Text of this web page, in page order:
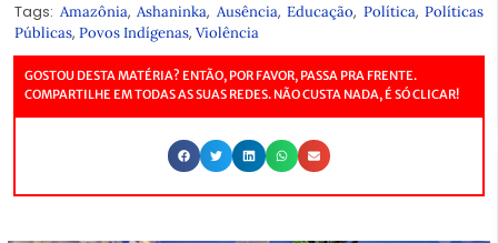
Tags: Amazônia, Ashaninka, Ausência, Educação, Política, Políticas
Públicas, Povos Indígenas, Violência
GOSTOU DESTA MATÉRIA? ENTÃO, POR FAVOR, PASSA PRA FRENTE.
COMPARTILHE EM TODAS AS SUAS REDES. NÃO CUSTA NADA, É SÓ CLICAR!